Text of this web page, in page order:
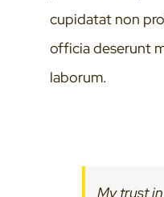
cupidatat non
officia deserunt
laborum.
My trust